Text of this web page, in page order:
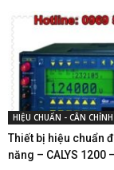
HIỆU CHUẨN - CÂN CHỈNH
Thiết bị hiệu chuẩn
năng – CALYS 1200